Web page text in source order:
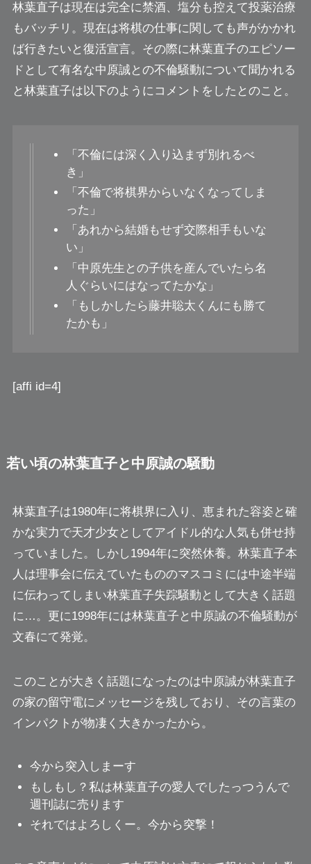
林葉直子は現在は完全に禁酒、塩分も控えて投薬治療
もバッチリ。現在は将棋の仕事に関しても声がかかれ
ば行きたいと復活宣言。その際に林葉直子のエピソー
ドとして有名な中原誠との不倫騒動について聞かれる
と林葉直子は以下のようにコメントをしたとのこと。
「不倫には深く入り込まず別れるべ
き」
「不倫で将棋界からいなくなってしま
った」
「あれから結婚もせず交際相手もいな
い」
「中原先生との子供を産んでいたら名
人ぐらいにはなってたかな」
「もしかしたら藤井聡太くんにも勝て
たかも」
[affi id=4]
若い頃の林葉直子と中原誠の騒動
林葉直子は1980年に将棋界に入り、恵まれた容姿と確
かな実力で天才少女としてアイドル的な人気も併せ持
っていました。しかし1994年に突然休養。林葉直子本
人は理事会に伝えていたもののマスコミには中途半端
に伝わってしまい林葉直子失踪騒動として大きく話題
に…。更に1998年には林葉直子と中原誠の不倫騒動が
文春にて発覚。
このことが大きく話題になったのは中原誠が林葉直子
の家の留守電にメッセージを残しており、その言葉の
インパクトが物凄く大きかったから。
今から突入しまーす
もしもし？私は林葉直子の愛人でしたっつうんで
週刊誌に売ります
それではよろしくー。今から突撃！